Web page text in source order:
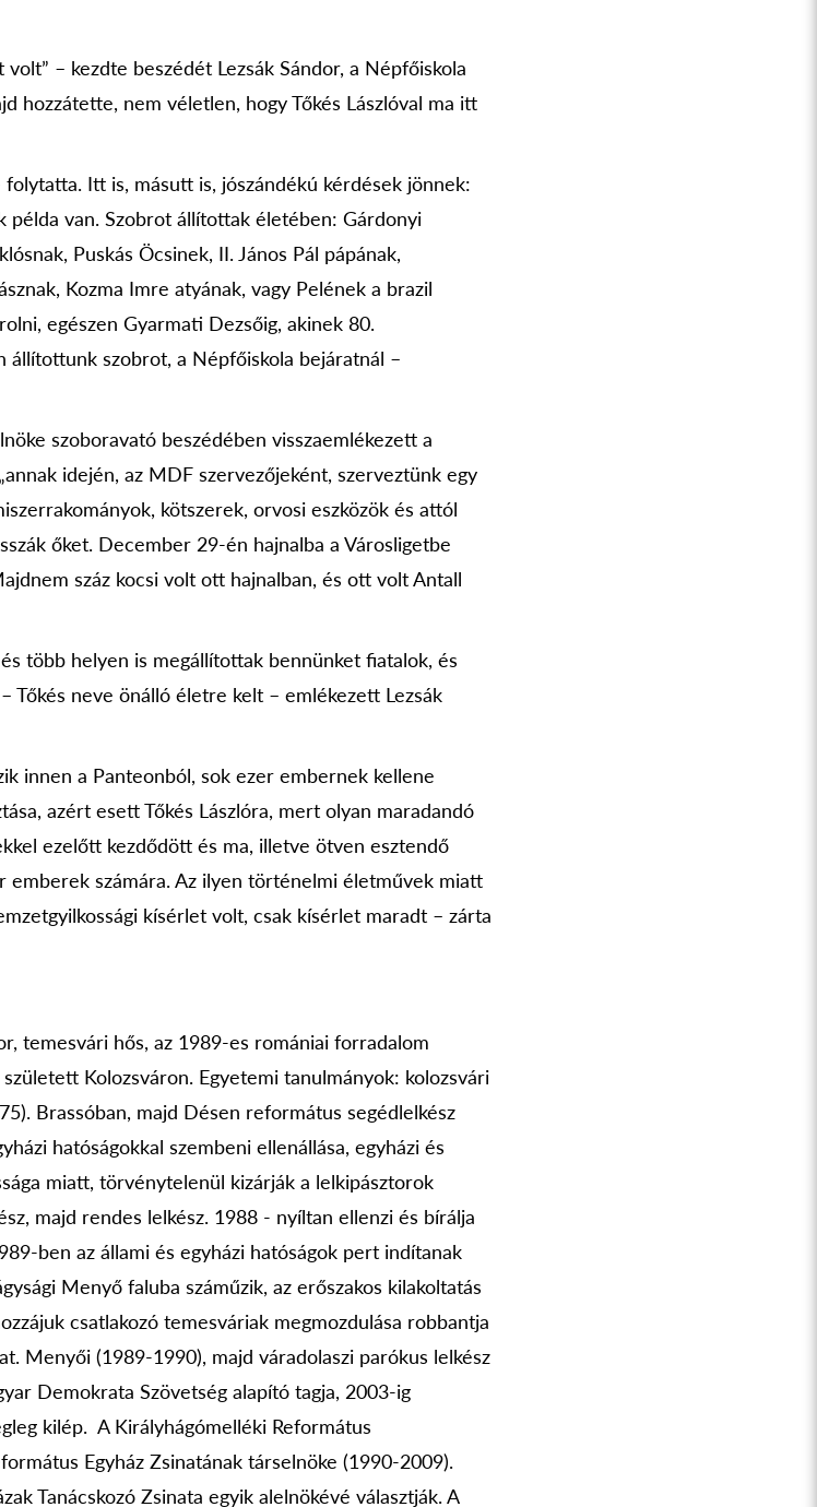
– kezdte beszédét Lezsák Sándor, a Népfőiskola
hozzátette, nem véletlen, hogy Tőkés Lászlóval ma itt
Itt is, másutt is, jószándékú kérdések jönnek:
példa van. Szobrot állítottak életében: Gárdonyi
Puskás Öcsinek, II. János Pál pápának,
Kozma Imre atyának, vagy Pelének a brazil
egészen Gyarmati Dezsőig, akinek 80.
állítottunk szobrot, a Népfőiskola bejáratnál –
szoboravató beszédében visszaemlékezett a
idején, az MDF szervezőjeként, szerveztünk egy
kötszerek, orvosi eszközök és attól
őket. December 29-én hajnalba a Városligetbe
száz kocsi volt ott hajnalban, és ott volt Antall
több helyen is megállítottak bennünket fiatalok, és
Tőkés neve önálló életre kelt – emlékezett Lezsák
innen a Panteonból, sok ezer embernek kellene
azért esett Tőkés Lászlóra, mert olyan maradandó
ezelőtt kezdődött és ma, illetve ötven esztendő
emberek számára. Az ilyen történelmi életművek miatt
kísérlet volt, csak kísérlet maradt – zárta
temesvári hős, az 1989-es romániai forradalom
Kolozsváron. Egyetemi tanulmányok: kolozsvári
Brassóban, majd Désen református segédlelkész
hatóságokkal szembeni ellenállása, egyházi és
miatt, törvénytelenül kizárják a lelkipásztorok
majd rendes lelkész. 1988 - nyíltan ellenzi és bírálja
ben az állami és egyházi hatóságok pert indítanak
Menyő faluba száműzik, az erőszakos kilakoltatás
csatlakozó temesváriak megmozdulása robbantja
Menyői (1989-1990), majd váradolaszi parókus lelkész
Demokrata Szövetség alapító tagja, 2003-ig
kilép. A Királyhágómelléki Református
Egyház Zsinatának társelnöke (1990-2009).
Tanácskozó Zsinata egyik alelnökévé választják. A